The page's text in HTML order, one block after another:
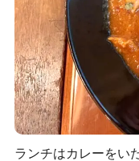
ランチはカレーをい